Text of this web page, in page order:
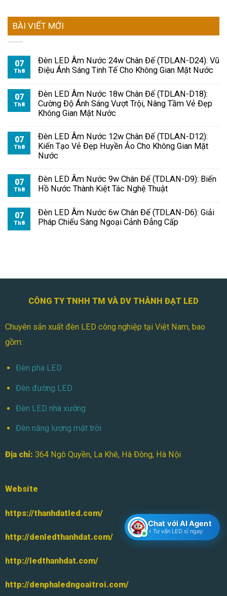
BÀI VIẾT MỚI
07
Th8
Đèn LED Âm Nước 24w Chân Đế (TDLAN-D24): Vũ
Điệu Ánh Sáng Tinh Tế Cho Không Gian Mặt Nước
07
Th8
Đèn LED Âm Nước 18w Chân Đế (TDLAN-D18):
Cường Độ Ánh Sáng Vượt Trội, Nâng Tầm Vẻ Đẹp
Không Gian Mặt Nước
07
Th8
Đèn LED Âm Nước 12w Chân Đế (TDLAN-D12):
Kiến Tạo Vẻ Đẹp Huyền Ảo Cho Không Gian Mặt
Nước
07
Th8
Đèn LED Âm Nước 9w Chân Đế (TDLAN-D9): Biến
Hồ Nước Thành Kiệt Tác Nghệ Thuật
07
Th8
Đèn LED Âm Nước 6w Chân Đế (TDLAN-D6): Giải
Pháp Chiếu Sáng Ngoại Cảnh Đẳng Cấp
CÔNG TY TNHH TM VÀ DV THÀNH ĐẠT LED
Chuyên sản xuất đèn LED công nghiệp tại Việt Nam, bao
gồm:
Đèn pha LED
Đèn đường LED
Đèn LED nhà xưởng
Đèn năng lượng mặt trời
Địa chỉ: 364 Ngô Quyền, La Khê, Hà Đông, Hà Nội
Website
https://thanhdatled.com/
http://denledthanhdat.com/
http://ledthanhdat.com/
http://denphaledngoaitroi.com/
Chat với AI Agent
⚡ Tư vấn LED sỉ ngay